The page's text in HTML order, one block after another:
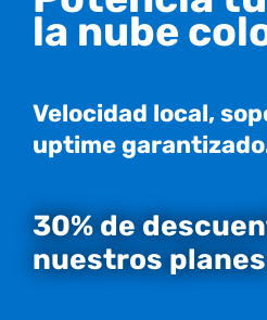
la nube
Velocidad local,
uptime
30% de
nuestros